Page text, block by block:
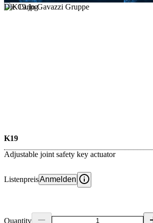
Die Carlo Gavazzi Gruppe
K19
Adjustable joint safety key actuator
ListenpreisAnmelden
Quantity